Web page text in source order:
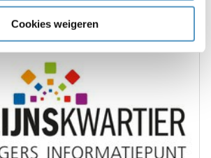
Cookies weigeren